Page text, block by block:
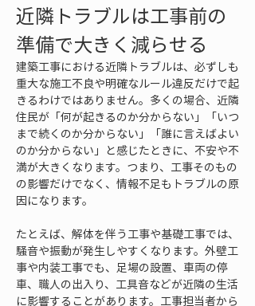
近隣トラブルは工事前の
準備で大きく減らせる
建築工事における近隣トラブルは、必ずしも
重大な施工不良や明確なルール違反だけで起
きるわけではありません。多くの場合、近隣
住民が「何が起きるのか分からない」「いつ
まで続くのか分からない」「誰に言えばよい
のか分からない」と感じたときに、不安や不
満が大きくなります。つまり、工事そのもの
の影響だけでなく、情報不足もトラブルの原
因になります。
たとえば、解体を伴う工事や基礎工事では、
騒音や振動が発生しやすくなります。外壁工
事や内装工事でも、足場の設置、車両の停
車、職人の出入り、工具音などが近隣の生活
に影響することがあります。工事担当者から